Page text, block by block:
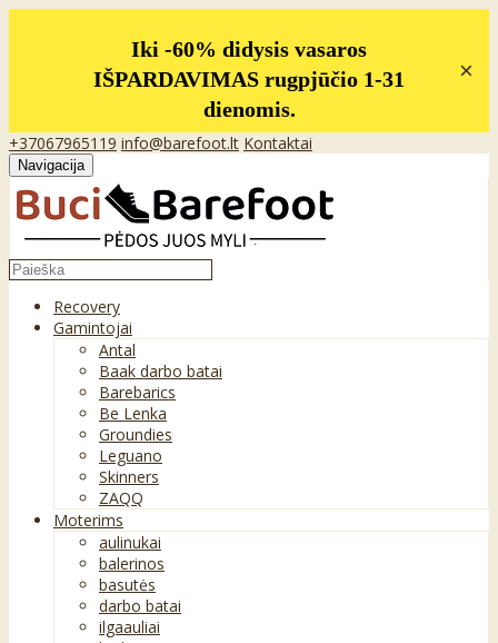
Iki -60% didysis vasaros
IŠPARDAVIMAS rugpjūčio 1-31
dienomis.
×
+37067965119 info@barefoot.lt Kontaktai
Navigacija
Recovery
Gamintojai
Antal
Baak darbo batai
Barebarics
Be Lenka
Groundies
Leguano
Skinners
ZAQQ
Moterims
aulinukai
balerinos
basutės
darbo batai
ilgaauliai